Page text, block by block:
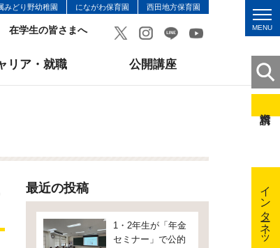
みどり野幼稚園 にながわ保育園 西田地方保育園
在学生の皆さまへ MENU
リア・就職 公開講座
インターネット出願
最近の投稿
1・2年生が「年金
セミナー」で公的